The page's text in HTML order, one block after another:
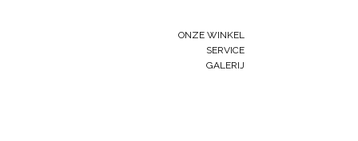
ONZE WINKEL
SERVICE
GALERIJ